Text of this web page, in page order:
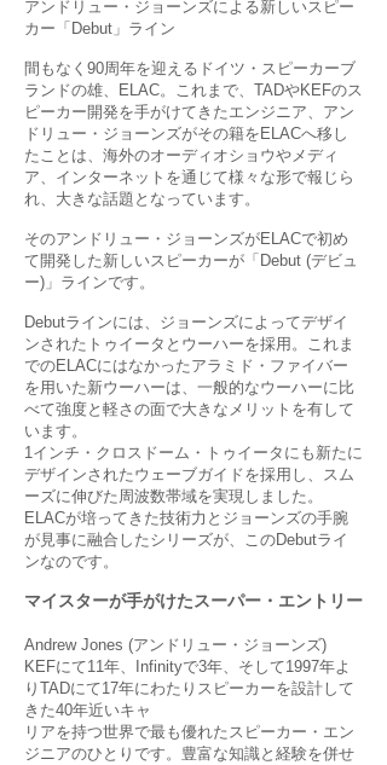
アンドリュー・ジョーンズによる新しいスピー
カー「Debut」ライン
間もなく90周年を迎えるドイツ・スピーカーブ
ランドの雄、ELAC。これまで、TADやKEFのス
ピーカー開発を手がけてきたエンジニア、アン
ドリュー・ジョーンズがその籍をELACへ移し
たことは、海外のオーディオショウやメディ
ア、インターネットを通じて様々な形で報じら
れ、大きな話題となっています。
そのアンドリュー・ジョーンズがELACで初め
て開発した新しいスピーカーが「Debut (デビュ
ー)」ラインです。
Debutラインには、ジョーンズによってデザイ
ンされたトゥイータとウーハーを採用。これま
でのELACにはなかったアラミド・ファイバー
を用いた新ウーハーは、一般的なウーハーに比
べて強度と軽さの面で大きなメリットを有して
います。
1インチ・クロスドーム・トゥイータにも新たに
デザインされたウェーブガイドを採用し、スム
ーズに伸びた周波数帯域を実現しました。
ELACが培ってきた技術力とジョーンズの手腕
が見事に融合したシリーズが、このDebutライ
ンなのです。
マイスターが手がけたスーパー・エントリー
Andrew Jones (アンドリュー・ジョーンズ)
KEFにて11年、Infinityで3年、そして1997年よ
りTADにて17年にわたりスピーカーを設計して
きた40年近いキャ
リアを持つ世界で最も優れたスピーカー・エン
ジニアのひとりです。豊富な知識と経験を併せ